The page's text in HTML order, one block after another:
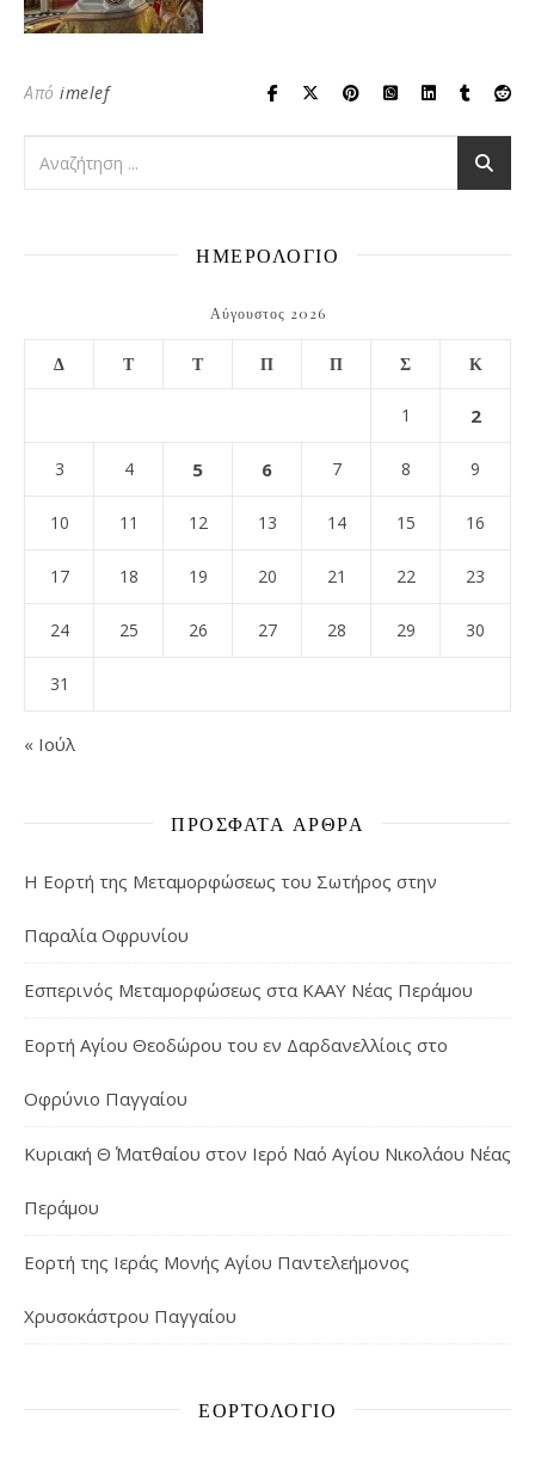
Από imelef
ΗΜΕΡΟΛΟΓΙΟ
Αύγουστος 2026
Δ Τ Τ Π Π Σ Κ
1 2
3 4 5 6 7 8 9
10 11 12 13 14 15 16
17 18 19 20 21 22 23
24 25 26 27 28 29 30
31
« Ιούλ
ΠΡΌΣΦΑΤΑ ΆΡΘΡΑ
Η Εορτή της Μεταμορφώσεως του Σωτήρος στην
Παραλία Οφρυνίου
Εσπερινός Μεταμορφώσεως στα ΚΑΑΥ Νέας Περάμου
Εορτή Αγίου Θεοδώρου του εν Δαρδανελλίοις στο
Οφρύνιο Παγγαίου
Κυριακή Θ΄ Ματθαίου στον Ιερό Ναό Αγίου Νικολάου Νέας
Περάμου
Εορτή της Ιεράς Μονής Αγίου Παντελεήμονος
Χρυσοκάστρου Παγγαίου
ΕΟΡΤΟΛΌΓΙΟ